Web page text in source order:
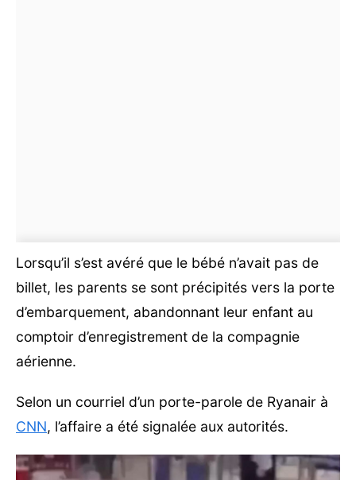
Lorsqu’il s’est avéré que le bébé n’avait pas de
billet, les parents se sont précipités vers la porte
d’embarquement, abandonnant leur enfant au
comptoir d’enregistrement de la compagnie
aérienne.
Selon un courriel d’un porte-parole de Ryanair à
CNN, l’affaire a été signalée aux autorités.
Lecteur